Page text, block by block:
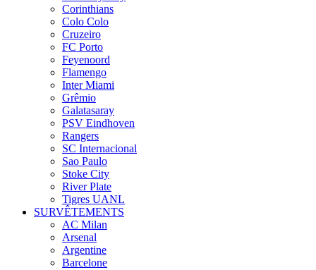
Corinthians
Colo Colo
Cruzeiro
FC Porto
Feyenoord
Flamengo
Inter Miami
Grêmio
Galatasaray
PSV Eindhoven
Rangers
SC Internacional
Sao Paulo
Stoke City
River Plate
Tigres UANL
SURVÊTEMENTS
AC Milan
Arsenal
Argentine
Barcelone